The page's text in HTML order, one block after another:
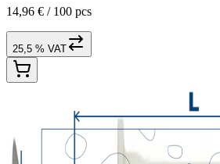
14,96 € / 100 pcs
25,5 % VAT